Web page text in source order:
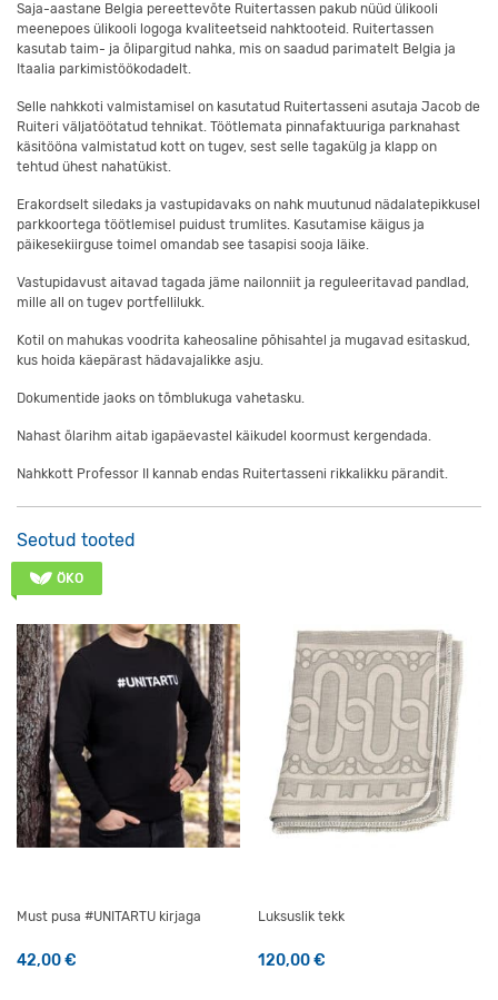
Saja-aastane Belgia pereettevõte Ruitertassen pakub nüüd ülikooli
meenepoes ülikooli logoga kvaliteetseid nahktooteid. Ruitertassen
kasutab taim- ja õlipargitud nahka, mis on saadud parimatelt Belgia ja
Itaalia parkimistöökodadelt.
Selle nahkkoti valmistamisel on kasutatud Ruitertasseni asutaja Jacob de
Ruiteri väljatöötatud tehnikat. Töötlemata pinnafaktuuriga parknahast
käsitööna valmistatud kott on tugev, sest selle tagakülg ja klapp on
tehtud ühest nahatükist.
Erakordselt siledaks ja vastupidavaks on nahk muutunud nädalatepikkusel
parkkoortega töötlemisel puidust trumlites. Kasutamise käigus ja
päikesekiirguse toimel omandab see tasapisi sooja läike.
Vastupidavust aitavad tagada jäme nailonniit ja reguleeritavad pandlad,
mille all on tugev portfellilukk.
Kotil on mahukas voodrita kaheosaline põhisahtel ja mugavad esitaskud,
kus hoida käepärast hädavajalikke asju.
Dokumentide jaoks on tõmblukuga vahetasku.
Nahast õlarihm aitab igapäevastel käikudel koormust kergendada.
Nahkkott Professor II kannab endas Ruitertasseni rikkalikku pärandit.
Seotud tooted
ÖKO
Must pusa #UNITARTU kirjaga
42,00€
Luksuslik tekk
120,00€